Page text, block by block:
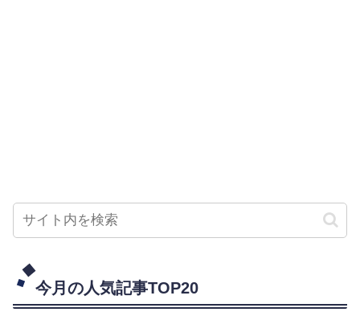
今月の人気記事TOP20